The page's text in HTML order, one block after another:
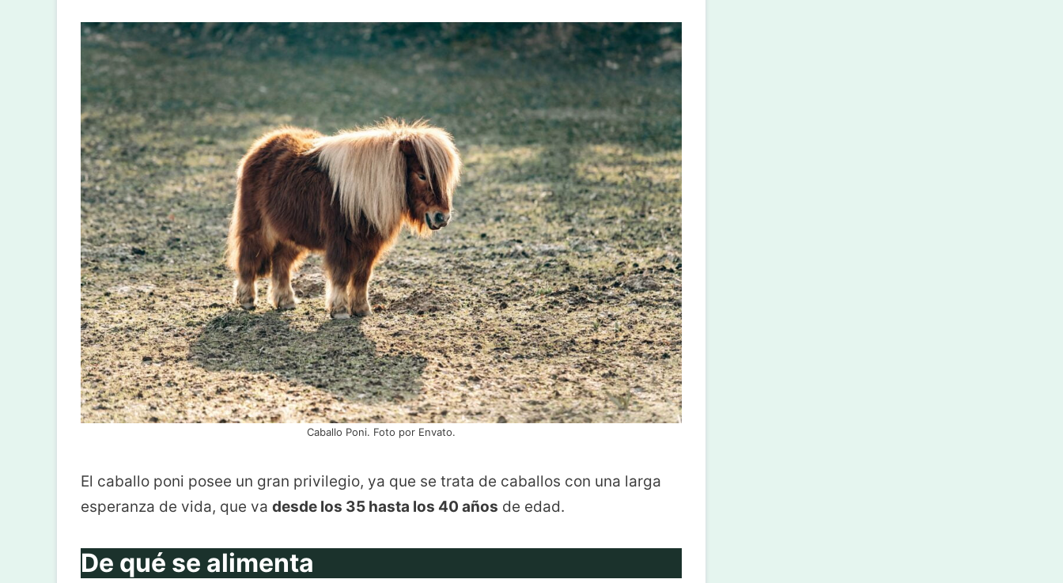
Caballo Poni. Foto por Envato.
El caballo poni posee un gran privilegio, ya que se trata de caballos con una larga
esperanza de vida, que va desde los 35 hasta los 40 años de edad.
De qué se alimenta